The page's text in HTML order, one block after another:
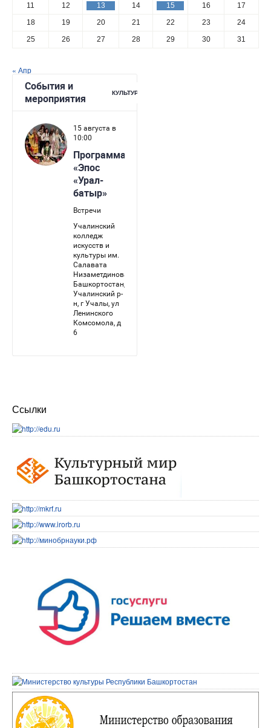
11
12 13 14 15 16
17
18
19 20 21 22 23
24
25
26 27 28 29 30 31
« Апр
Ссылки